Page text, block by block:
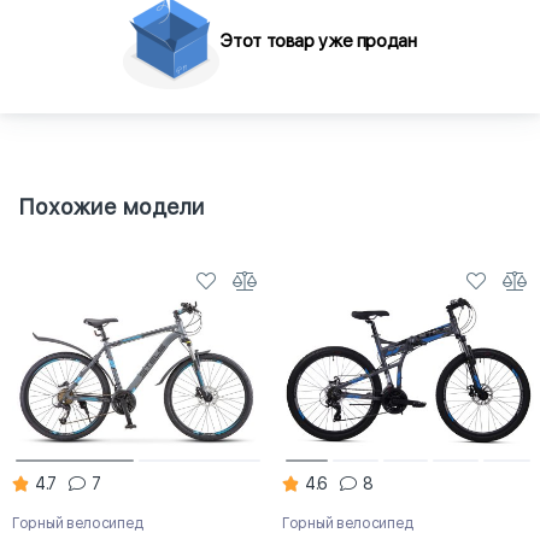
Этот товар уже продан
Похожие модели
4.7 7
Горный велосипед
4.6 8
Горный велосипед